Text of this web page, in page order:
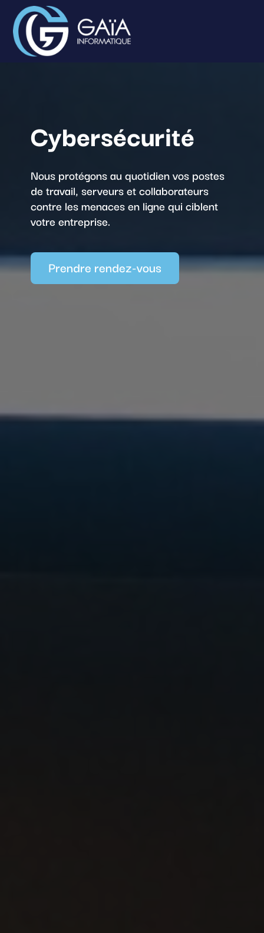
Cybersécurité
Nous protégons au quotidien vos postes
de travail, serveurs et collaborateurs
contre les menaces en ligne qui ciblent
votre entreprise.
Prendre rendez-vous